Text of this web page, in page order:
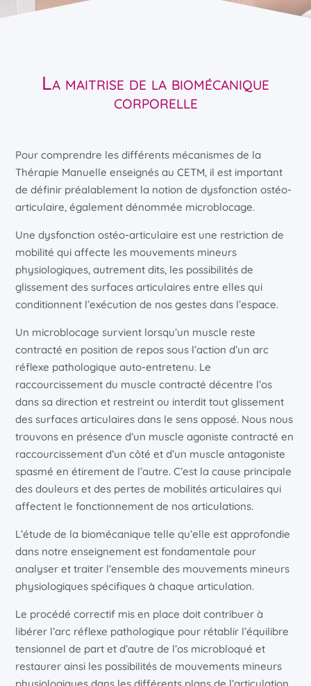
La maitrise de la biomécanique
corporelle
Pour comprendre les différents mécanismes de la
Thérapie Manuelle enseignés au CETM, il est important
de définir préalablement la notion de dysfonction ostéo-
articulaire, également dénommée microblocage.
Une dysfonction ostéo-articulaire est une restriction de
mobilité qui affecte les mouvements mineurs
physiologiques, autrement dits, les possibilités de
glissement des surfaces articulaires entre elles qui
conditionnent l’exécution de nos gestes dans l’espace.
Un microblocage survient lorsqu’un muscle reste
contracté en position de repos sous l’action d’un arc
réflexe pathologique auto-entretenu. Le
raccourcissement du muscle contracté décentre l’os
dans sa direction et restreint ou interdit tout glissement
des surfaces articulaires dans le sens opposé. Nous nous
trouvons en présence d’un muscle agoniste contracté en
raccourcissement d’un côté et d’un muscle antagoniste
spasmé en étirement de l’autre. C’est la cause principale
des douleurs et des pertes de mobilités articulaires qui
affectent le fonctionnement de nos articulations.
L’étude de la biomécanique telle qu’elle est approfondie
dans notre enseignement est fondamentale pour
analyser et traiter l’ensemble des mouvements mineurs
physiologiques spécifiques à chaque articulation.
Le procédé correctif mis en place doit contribuer à
libérer l’arc réflexe pathologique pour rétablir l’équilibre
tensionnel de part et d’autre de l’os microbloqué et
restaurer ainsi les possibilités de mouvements mineurs